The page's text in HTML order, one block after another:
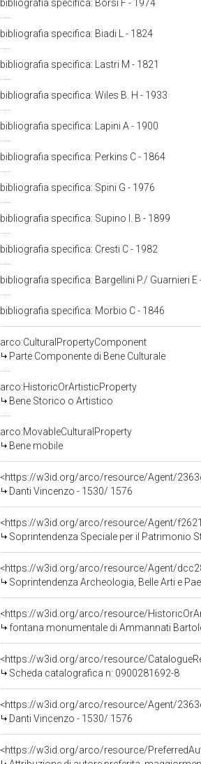
bibliografia specifica: Borsi F - 1974
bibliografia specifica: Biadi L - 1824
bibliografia specifica: Lastri M - 1821
bibliografia specifica: Wiles B. H - 1933
bibliografia specifica: Lapini A - 1900
bibliografia specifica: Perkins C - 1864
bibliografia specifica: Spini G - 1976
bibliografia specifica: Supino I. B - 1899
bibliografia specifica: Cresti C - 1982
bibliografia specifica: Bargellini P./ Guarnieri E
bibliografia specifica: Morbio C - 1846
arco:CulturalPropertyComponent
Parte Componente di Bene Culturale
arco:HistoricOrArtisticProperty
Bene Storico o Artistico
arco:MovableCulturalProperty
Bene mobile
<https://w3id.org/arco/resource/Agent/
Danti Vincenzo - 1530/ 1576
<https://w3id.org/arco/resource/Agent/
Soprintendenza Speciale per il Patrimonio
<https://w3id.org/arco/resource/Agent/
Soprintendenza Archeologia, Belle Arti e
<https://w3id.org/arco/resource/
fontana monumentale di Ammannati Bartolomeo,
<https://w3id.org/arco/resource/
Scheda catalografica n: 0900281692-8
<https://w3id.org/arco/resource/Agent/
Danti Vincenzo - 1530/ 1576
<https://w3id.org/arco/resource/